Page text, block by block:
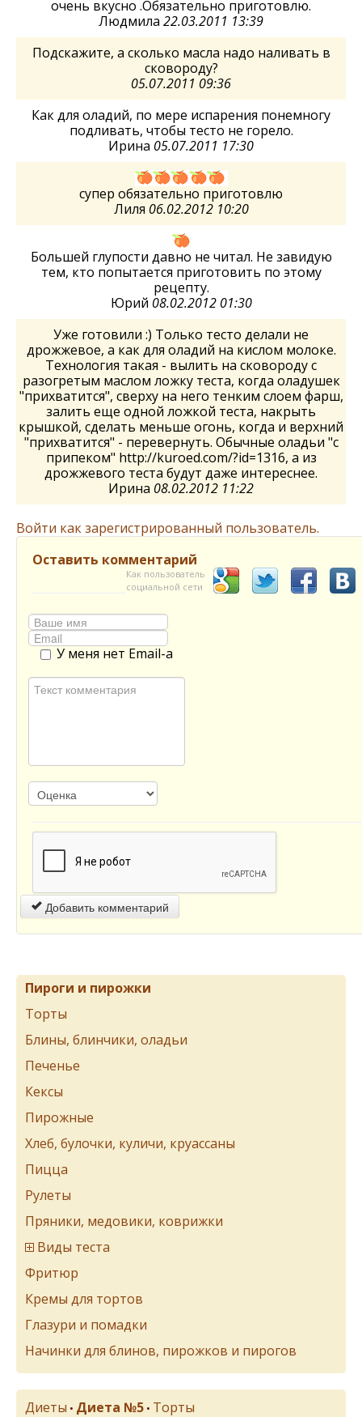
очень вкусно .Обязательно приготовлю.
Людмила 22.03.2011 13:39
Подскажите, а сколько масла надо наливать в
сковороду?
05.07.2011 09:36
Как для оладий, по мере испарения понемногу
подливать, чтобы тесто не горело.
Ирина 05.07.2011 17:30
супер обязательно приготовлю
Лиля 06.02.2012 10:20
Большей глупости давно не читал. Не завидую
тем, кто попытается приготовить по этому
рецепту.
Юрий 08.02.2012 01:30
Уже готовили :) Только тесто делали не
дрожжевое, а как для оладий на кислом молоке.
Технология такая - вылить на сковороду с
разогретым маслом ложку теста, когда оладушек
"прихватится", сверху на него тенким слоем фарш,
залить еще одной ложкой теста, накрыть
крышкой, сделать меньше огонь, когда и верхний
"прихватится" - перевернуть. Обычные оладьи "с
припеком" http://kuroed.com/?id=1316, а из
дрожжевого теста будут даже интереснее.
Ирина 08.02.2012 11:22
Войти как зарегистрированный пользователь.
Оставить комментарий
Как пользователь
социальной сети
У меня нет Email-а
Добавить комментарий
Пироги и пирожки
Торты
Блины, блинчики, оладьи
Печенье
Кексы
Пирожные
Хлеб, булочки, куличи, круассаны
Пицца
Рулеты
Пряники, медовики, коврижки
Виды теста
Фритюр
Кремы для тортов
Глазури и помадки
Начинки для блинов, пирожков и пирогов
Диеты • Диета №5 • Торты